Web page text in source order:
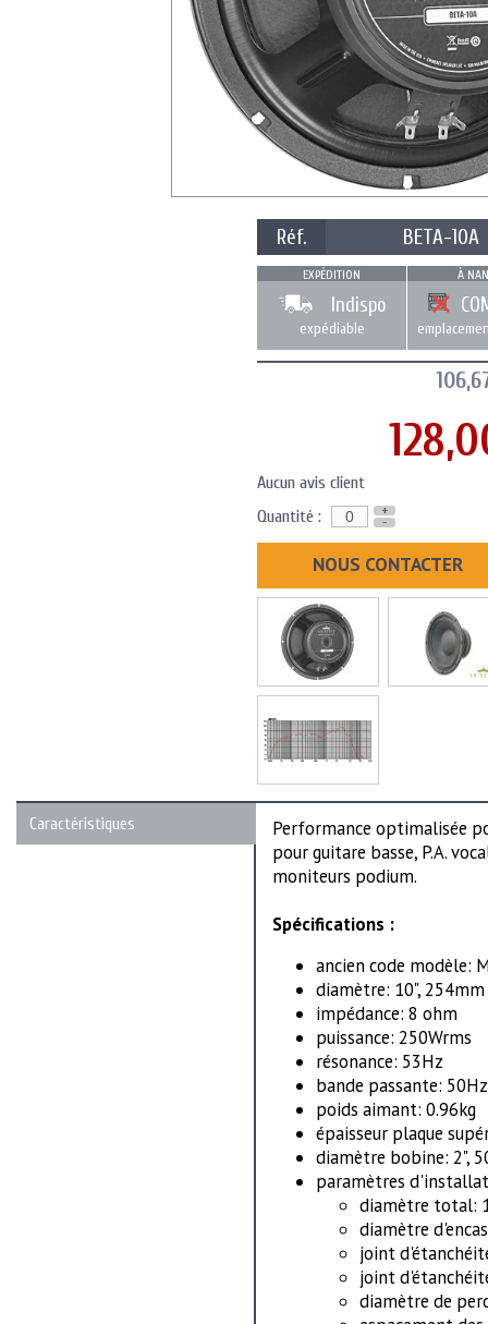
Réf. BETA-10A
EXPÉDITION
Indispo
expédiable
À
Aucun avis client
Quantité :
+
-
NOUS CONTACTER
Caractéristiques
Performance optimalisée
pour guitare basse, P.A.
moniteurs podium.
Spécifications :
ancien code modèle:
diamètre: 10", 254mm
impédance: 8 ohm
puissance: 250Wrms
résonance: 53Hz
bande passante:
poids aimant: 0.96kg
épaisseur plaque
diamètre bobine: 2",
paramètres
diamètre total:
diamètre
joint
joint
diamètre de